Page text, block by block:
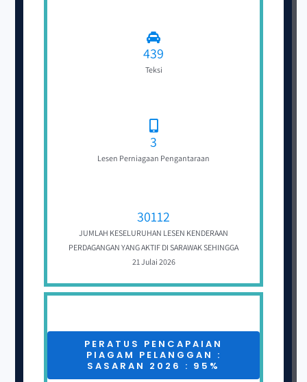
439
Teksi
3
Lesen Perniagaan Pengantaraan
30112
JUMLAH KESELURUHAN LESEN KENDERAAN
PERDAGANGAN YANG AKTIF DI SARAWAK SEHINGGA
21 Julai 2026
PERATUS PENCAPAIAN
PIAGAM PELANGGAN :
SASARAN 2026 : 95%